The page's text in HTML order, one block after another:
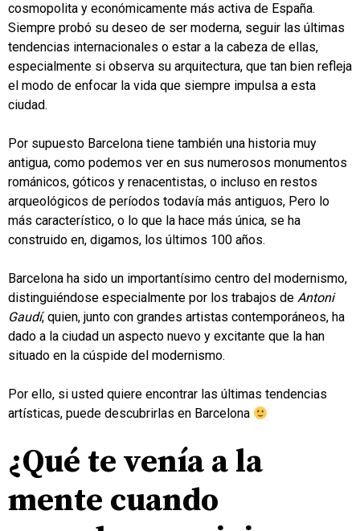
cosmopolita y económicamente más activa de España.
Siempre probó su deseo de ser moderna, seguir las últimas
tendencias internacionales o estar a la cabeza de ellas,
especialmente si observa su arquitectura, que tan bien refleja
el modo de enfocar la vida que siempre impulsa a esta
ciudad.
Por supuesto Barcelona tiene también una historia muy
antigua, como podemos ver en sus numerosos monumentos
románicos, góticos y renacentistas, o incluso en restos
arqueológicos de períodos todavía más antiguos, Pero lo
más característico, o lo que la hace más única, se ha
construido en, digamos, los últimos 100 años.
Barcelona ha sido un importantísimo centro del modernismo,
distinguiéndose especialmente por los trabajos de Antoni
Gaudí, quien, junto con grandes artistas contemporáneos, ha
dado a la ciudad un aspecto nuevo y excitante que la han
situado en la cúspide del modernismo.
Por ello, si usted quiere encontrar las últimas tendencias
artísticas, puede descubrirlas en Barcelona
¿Qué te venía a la
mente cuando